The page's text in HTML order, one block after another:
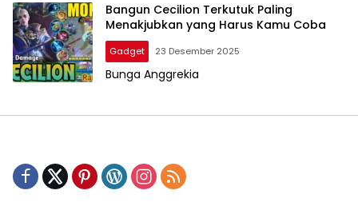
Bangun Cecilion Terkutuk Paling
Menakjubkan yang Harus Kamu Coba
Gadget 23 Desember 2025
Bunga Anggrekia